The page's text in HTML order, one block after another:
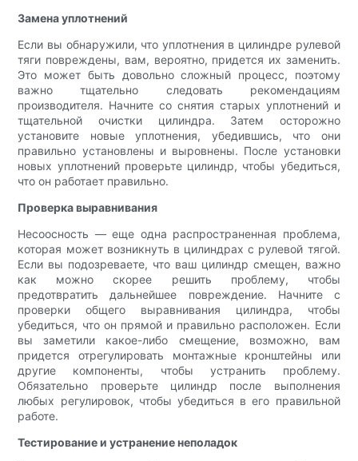
Замена уплотнений
Если вы обнаружили, что уплотнения в цилиндре рулевой
тяги повреждены, вам, вероятно, придется их заменить.
Это может быть довольно сложный процесс, поэтому
важно тщательно следовать рекомендациям
производителя. Начните со снятия старых уплотнений и
тщательной очистки цилиндра. Затем осторожно
установите новые уплотнения, убедившись, что они
правильно установлены и выровнены. После установки
новых уплотнений проверьте цилиндр, чтобы убедиться,
что он работает правильно.
Проверка выравнивания
Несоосность — еще одна распространенная проблема,
которая может возникнуть в цилиндрах с рулевой тягой.
Если вы подозреваете, что ваш цилиндр смещен, важно
как можно скорее решить проблему, чтобы
предотвратить дальнейшее повреждение. Начните с
проверки общего выравнивания цилиндра, чтобы
убедиться, что он прямой и правильно расположен. Если
вы заметили какое-либо смещение, возможно, вам
придется отрегулировать монтажные кронштейны или
другие компоненты, чтобы устранить проблему.
Обязательно проверьте цилиндр после выполнения
любых регулировок, чтобы убедиться в его правильной
работе.
Тестирование и устранение неполадок